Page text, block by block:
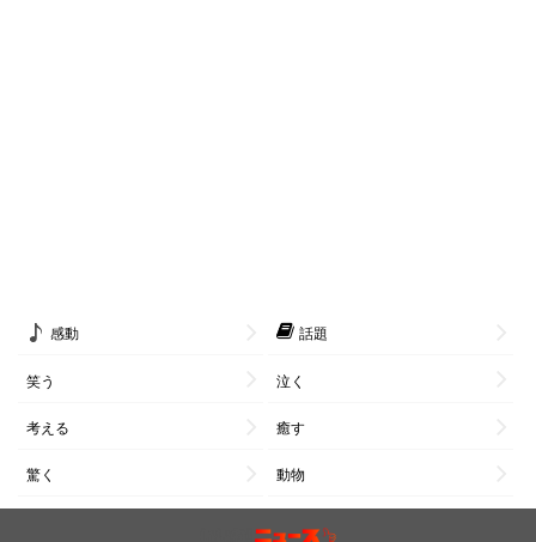
感動 話題
笑う 泣く
考える 癒す
驚く 動物